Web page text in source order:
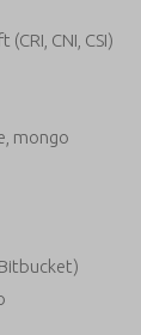
CNI, CSI)
mongo